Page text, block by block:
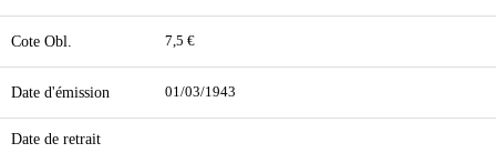
Cote Obl. 7,5 €
Date d'émission 01/03/1943
Date de retrait